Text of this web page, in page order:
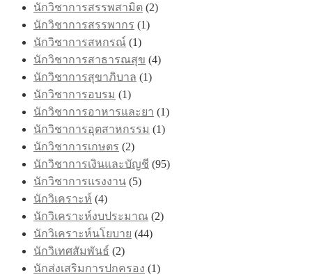
นักวิชาการสรรพสามิต (2)
นักวิชาการสรรพากร (1)
นักวิชาการสหกรณ์ (1)
นักวิชาการสาธารณสุข (4)
นักวิชาการสุขาภิบาล (1)
นักวิชาการอบรม (1)
นักวิชาการอาหารและยา (1)
นักวิชาการอุตสาหกรรม (1)
นักวิชาการเกษตร (2)
นักวิชาการเงินและบัญชี (95)
นักวิชาการแรงงาน (5)
นักวิเคราะห์ (4)
นักวิเคราะห์งบประมาณ (2)
นักวิเคราะห์นโยบาย (44)
นักวิเทศสัมพันธ์ (2)
นักส่งเสริมการปกครอง (1)